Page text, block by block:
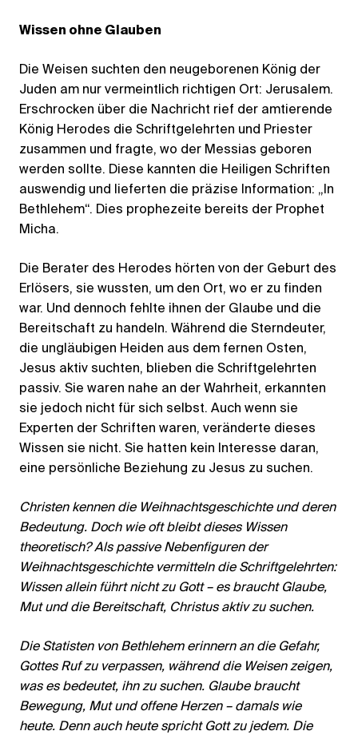
Wissen ohne Glauben
Die Weisen suchten den neugeborenen König der
Juden am nur vermeintlich richtigen Ort: Jerusalem.
Erschrocken über die Nachricht rief der amtierende
König Herodes die Schriftgelehrten und Priester
zusammen und fragte, wo der Messias geboren
werden sollte. Diese kannten die Heiligen Schriften
auswendig und lieferten die präzise Information: „In
Bethlehem“. Dies prophezeite bereits der Prophet
Micha.
Die Berater des Herodes hörten von der Geburt des
Erlösers, sie wussten, um den Ort, wo er zu finden
war. Und dennoch fehlte ihnen der Glaube und die
Bereitschaft zu handeln. Während die Sterndeuter,
die ungläubigen Heiden aus dem fernen Osten,
Jesus aktiv suchten, blieben die Schriftgelehrten
passiv. Sie waren nahe an der Wahrheit, erkannten
sie jedoch nicht für sich selbst. Auch wenn sie
Experten der Schriften waren, veränderte dieses
Wissen sie nicht. Sie hatten kein Interesse daran,
eine persönliche Beziehung zu Jesus zu suchen.
Christen kennen die Weihnachtsgeschichte und deren
Bedeutung. Doch wie oft bleibt dieses Wissen
theoretisch? Als passive Nebenfiguren der
Weihnachtsgeschichte vermitteln die Schriftgelehrten:
Wissen allein führt nicht zu Gott – es braucht Glaube,
Mut und die Bereitschaft, Christus aktiv zu suchen.
Die Statisten von Bethlehem erinnern an die Gefahr,
Gottes Ruf zu verpassen, während die Weisen zeigen,
was es bedeutet, ihn zu suchen. Glaube braucht
Bewegung, Mut und offene Herzen – damals wie
heute. Denn auch heute spricht Gott zu jedem. Die